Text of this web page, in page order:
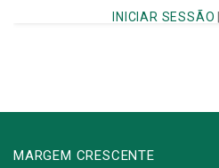
INICIAR SESSÃO
MARGEM CRESCENTE